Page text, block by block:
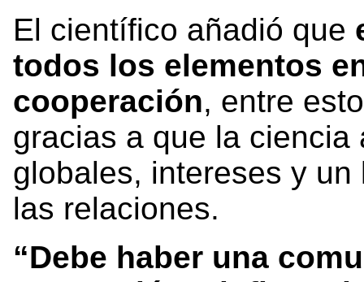
El científico añadió que
todos los elementos
cooperación, entre
gracias a que la
globales, intereses y
las relaciones.
“Debe haber una